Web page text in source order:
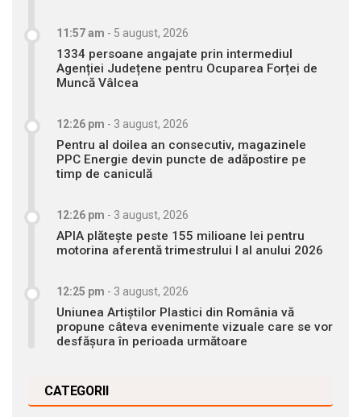
11:57 am - 5 august, 2026
1334 persoane angajate prin intermediul
Agenției Județene pentru Ocuparea Forței de
Muncă Vâlcea
12:26 pm - 3 august, 2026
Pentru al doilea an consecutiv, magazinele
PPC Energie devin puncte de adăpostire pe
timp de caniculă
12:26 pm - 3 august, 2026
APIA plătește peste 155 milioane lei pentru
motorina aferentă trimestrului I al anului 2026
12:25 pm - 3 august, 2026
Uniunea Artiștilor Plastici din România vă
propune câteva evenimente vizuale care se vor
desfășura în perioada următoare
CATEGORII